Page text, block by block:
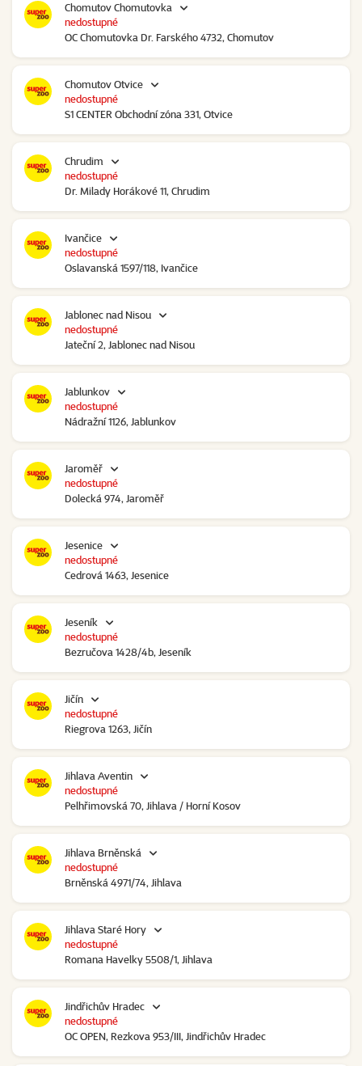
Chomutov Chomutovka
OC Chomutovka Dr. Farského 4732, Chomutov
nedostupné
Chomutov Otvice
S1 CENTER Obchodní zóna 331, Otvice
nedostupné
Chrudim
Dr. Milady Horákové 11, Chrudim
nedostupné
Ivančice
Oslavanská 1597/118, Ivančice
nedostupné
Jablonec nad Nisou
Jateční 2, Jablonec nad Nisou
nedostupné
Jablunkov
Nádražní 1126, Jablunkov
nedostupné
Jaroměř
Dolecká 974, Jaroměř
nedostupné
Jesenice
Cedrová 1463, Jesenice
nedostupné
Jeseník
Bezručova 1428/4b, Jeseník
nedostupné
Jičín
Riegrova 1263, Jičín
nedostupné
Jihlava Aventin
Pelhřimovská 70, Jihlava / Horní Kosov
nedostupné
Jihlava Brněnská
Brněnská 4971/74, Jihlava
nedostupné
Jihlava Staré Hory
Romana Havelky 5508/1, Jihlava
nedostupné
Jindřichův Hradec
OC OPEN, Rezkova 953/III, Jindřichův Hradec
nedostupné